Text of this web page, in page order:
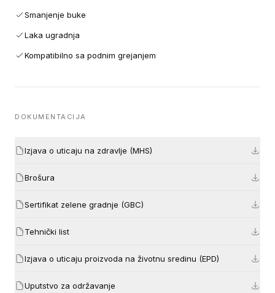
Smanjenje buke
Laka ugradnja
Kompatibilno sa podnim grejanjem
DOKUMENTACIJA
Izjava o uticaju na zdravlje (MHS)
Brošura
Sertifikat zelene gradnje (GBC)
Tehnički list
Izjava o uticaju proizvoda na životnu sredinu (EPD)
Uputstvo za održavanje